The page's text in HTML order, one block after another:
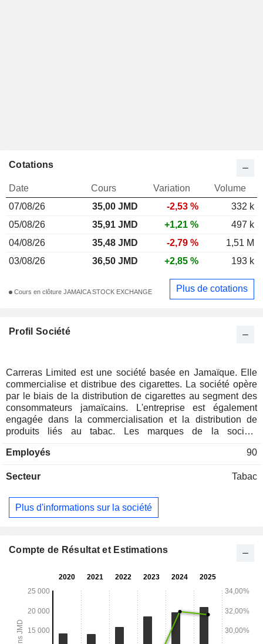
Profil Société
Carreras Limited est une société basée en Jamaïque. Elle
commercialise et distribue des cigarettes. La société opère
par le biais de la distribution de cigarettes au segment des
consommateurs jamaïcains. L'entreprise est également
engagée dans la commercialisation et la distribution de
produits liés au tabac. Les marques de la société
Mall, Newport et Parliament.
Employés 90
Secteur Tabac
Plus d'informations sur la société
Cotations
Date Cours Variation
Volume
07/08/26
35,00 JMD -2,53 %
332 k
05/08/26
35,91 JMD +1,21 %
497 k
04/08/26
35,48 JMD -2,79 %
1,51 M
03/08/26
36,50 JMD +2,85 % 193 k
Cours en clôture JAMAICA STOCK EXCHANGE Plus de cotations
Compte de Résultat et Estimations